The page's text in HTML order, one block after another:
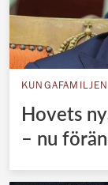
KUNGAFAMILJEN
Hovets
– nu